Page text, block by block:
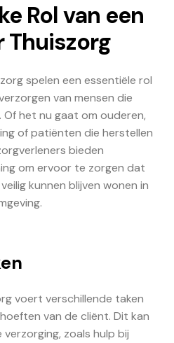
Rol van een
Thuiszorg
spelen een essentiële rol
van mensen die
het nu gaat om ouderen,
of patiënten die herstellen
bieden
om ervoor te zorgen dat
kunnen blijven wonen in
voert verschillende taken
van de cliënt. Dit kan
zoals hulp bij